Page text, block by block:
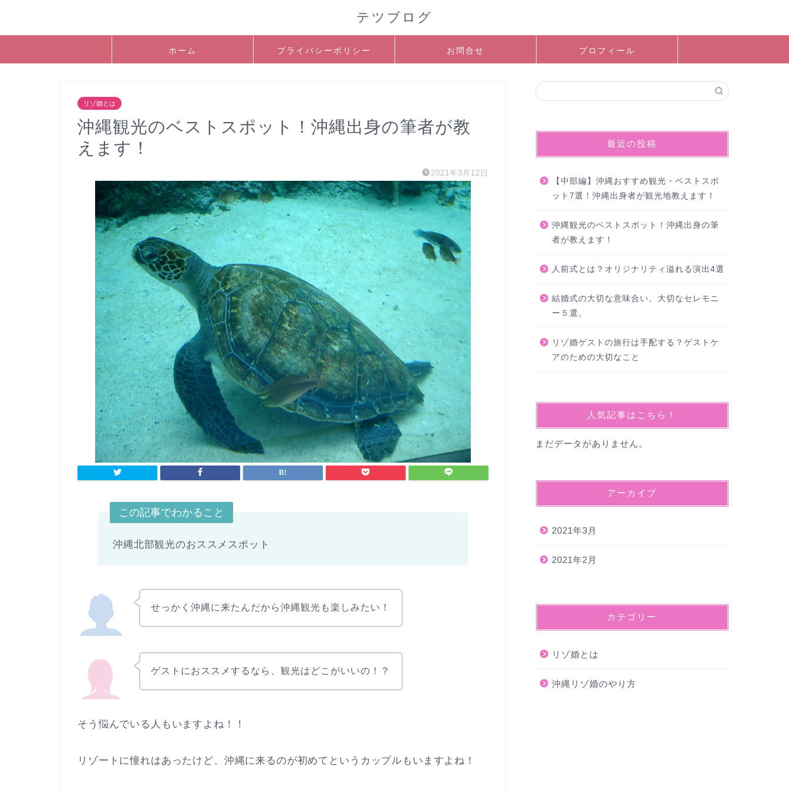
テツブログ
ホーム プライバシーポリシー お問合せ プロフィール
リゾ婚とは
沖縄観光のベストスポット！沖縄出身の筆者が教
えます！
2021年3月12日
この記事でわかること
沖縄北部観光のおススメスポット
せっかく沖縄に来たんだから沖縄観光も楽しみたい！
ゲストにおススメするなら、観光はどこがいいの！？
そう悩んでいる人もいますよね！！
リゾートに憧れはあったけど、沖縄に来るのが初めてというカップルもいますよね！
最近の投稿
【中部編】沖縄おすすめ観光・ベストスポ
ット7選！沖縄出身者が観光地教えます！
沖縄観光のベストスポット！沖縄出身の筆
者が教えます！
人前式とは？オリジナリティ溢れる演出4選
結婚式の大切な意味合い。大切なセレモニ
ー５選。
リゾ婚ゲストの旅行は手配する？ゲストケ
アのための大切なこと
人気記事はこちら！
まだデータがありません。
アーカイブ
2021年3月
2021年2月
カテゴリー
リゾ婚とは
沖縄リゾ婚のやり方